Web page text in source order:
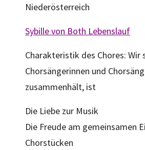
Niederösterreich
Sybille von Both Lebenslauf
Charakteristik des Chores: Wir
Chorsängerinnen und
zusammenhält, ist
Die Liebe zur Musik
Die Freude am gemeinsamen
Chorstücken